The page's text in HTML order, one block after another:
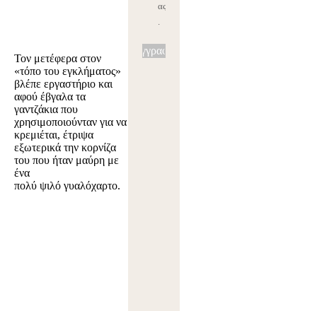
Τον μετέφερα στον
«τόπο του εγκλήματος»
βλέπε εργαστήριο και
αφού έβγαλα τα
γαντζάκια που
χρησιμοποιούνταν για να
κρεμιέται, έτριψα
εξωτερικά την κορνίζα
του που ήταν μαύρη με
ένα
πολύ ψιλό γυαλόχαρτο.
Εγγραφή
ας
.